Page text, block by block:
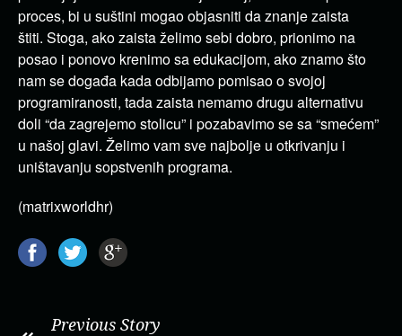
proces, bi u suštini mogao objasniti da znanje zaista
štiti. Stoga, ako zaista želimo sebi dobro, prionimo na
posao i ponovo krenimo sa edukacijom, ako znamo što
nam se događa kada odbijamo pomisao o svojoj
programiranosti, tada zaista nemamo drugu alternativu
doli “da zagrejemo stolicu” i pozabavimo se sa “smećem”
u našoj glavi. Želimo vam sve najbolje u otkrivanju i
uništavanju sopstvenih programa.
(matrixworldhr)
Previous Story